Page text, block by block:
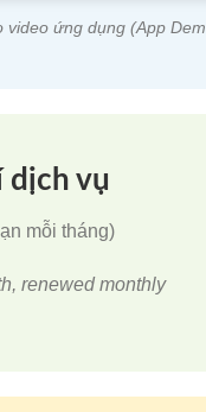
video ứng dụng (App
dịch vụ
mỗi tháng)
renewed monthly